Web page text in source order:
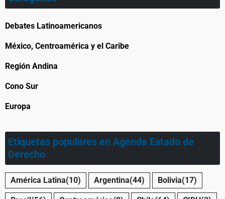
Debates Latinoamericanos
México, Centroamérica y el Caribe
Región Andina
Cono Sur
Europa
Etiquetas populares en Agenda Estado de
Derecho
América Latina(10) Argentina(44) Bolivia(17)